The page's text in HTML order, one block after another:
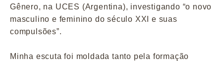
Gênero, na UCES (Argentina), investigando “o novo
masculino e feminino do século XXI e suas
compulsões”.
Minha escuta foi moldada tanto pela formação